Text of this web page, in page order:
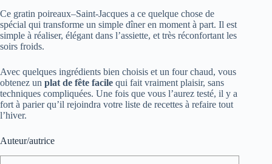
Ce gratin poireaux–Saint-Jacques a ce quelque chose de
spécial qui transforme un simple dîner en moment à part. Il est
simple à réaliser, élégant dans l’assiette, et très réconfortant les
soirs froids.
Avec quelques ingrédients bien choisis et un four chaud, vous
obtenez un plat de fête facile qui fait vraiment plaisir, sans
techniques compliquées. Une fois que vous l’aurez testé, il y a
fort à parier qu’il rejoindra votre liste de recettes à refaire tout
l’hiver.
Auteur/autrice